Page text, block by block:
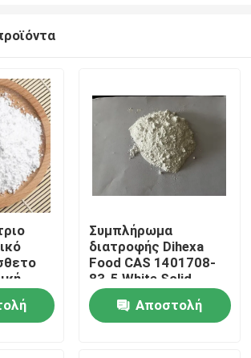
και
Συμπλήρωμα
διατροφής Dihexa
Food CAS 1401708-
83-5 White Solid
Αποστολή